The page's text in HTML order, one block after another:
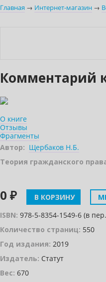
Главная → Интернет-магазин →
Комментарий
О книге
Отзывы
Фрагменты
Автор: Щербаков Н.Б.
Теория гражданского
0 ₽ В КОРЗИНУ
ISBN: 978-5-8354-1549-6 (в
Количество страниц: 550
Год издания: 2019
Издатель: Статут
Вес: 670